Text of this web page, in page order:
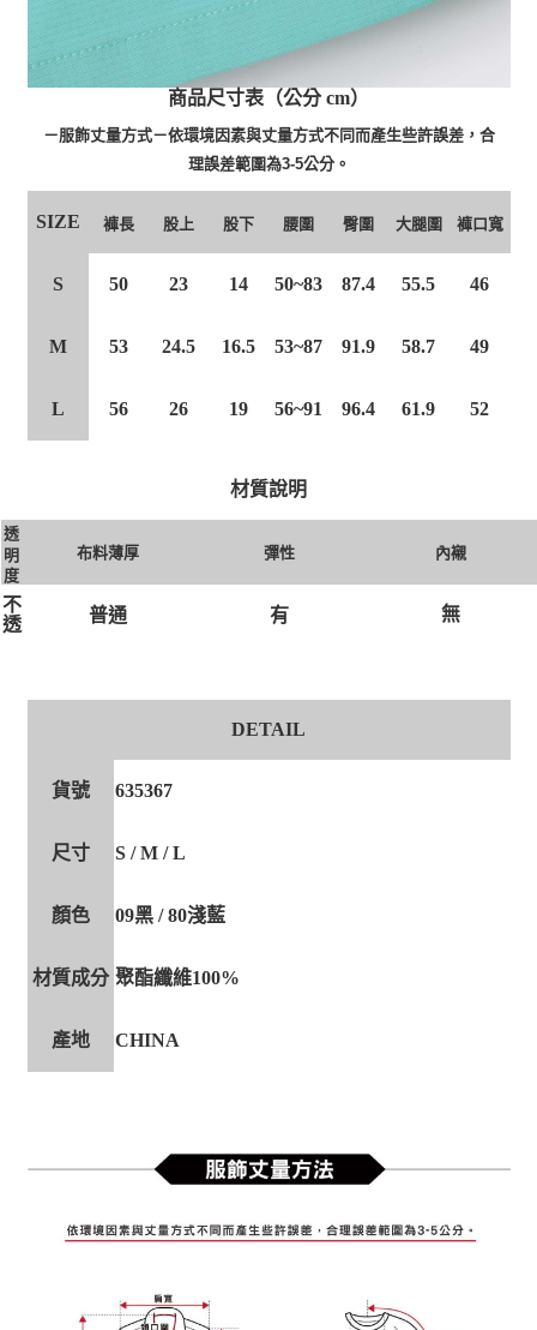
商品尺寸表（公分 cm）
－服飾丈量方式－依環境因素與丈量方式不同而產生些許誤差，合
理誤差範圍為3-5公分。
SIZE 褲長 股上 股下 腰圍 臀圍 大腿圍 褲口寬
S 50 23 14 50~83 87.4 55.5 46
M 53 24.5 16.5 53~87 91.9 58.7 49
L 56 26 19 56~91 96.4 61.9 52
材質說明
透
明
度
布料薄厚 彈性 內襯
不
透
普通 有 無
DETAIL
貨號 635367
尺寸 S / M / L
顏色 09黑 / 80淺藍
材質成分 聚酯纖維100%
產地 CHINA